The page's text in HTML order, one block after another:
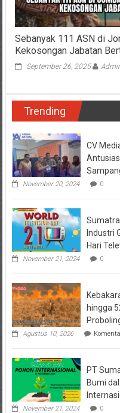
Sebanyak 111 ASN di
Kekosongan Jabatan
September 26, 2025
Trending
CV
November 20, 2024 0
Industri
Hari
November 21, 2024 0
hingga
Agustus 10, 2026
PT
Bumi
November 21, 2024 0